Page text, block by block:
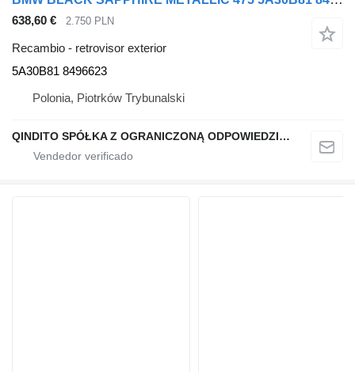
638,60 € 2.750 PLN
Recambio - retrovisor exterior
5A30B81 8496623
Polonia, Piotrków Trybunalski
QINDITO SPÓŁKA Z OGRANICZONĄ ODPOWIEDZIALNOŚCIĄ